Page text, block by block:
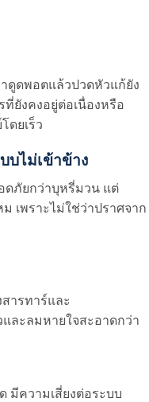
ดูดพอตแล้วปวดหัวแก้ยัง
ยังคงอยู่ต่อเนื่องหรือ
ดยเร็ว
บไม่เข้าข้าง
ดภัยกว่าบุหรี่มวน แต่
ม เพราะไม่ใช่ว่าปราศจาก
ารทาร์และ
ละลมหายใจสะอาดกว่า
มีความเสี่ยงต่อระบบ